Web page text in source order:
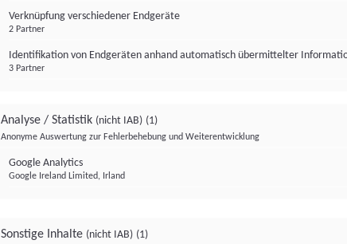
Verknüpfung verschiedener Endgeräte
2 Partner
Identifikation von Endgeräten anhand automatisch übermittelter
3 Partner
Analyse / Statistik (nicht IAB) (1)
Anonyme Auswertung zur Fehlerbehebung und Weiterentwicklung
Google Analytics
Google Ireland Limited, Irland
Sonstige Inhalte (nicht IAB) (1)